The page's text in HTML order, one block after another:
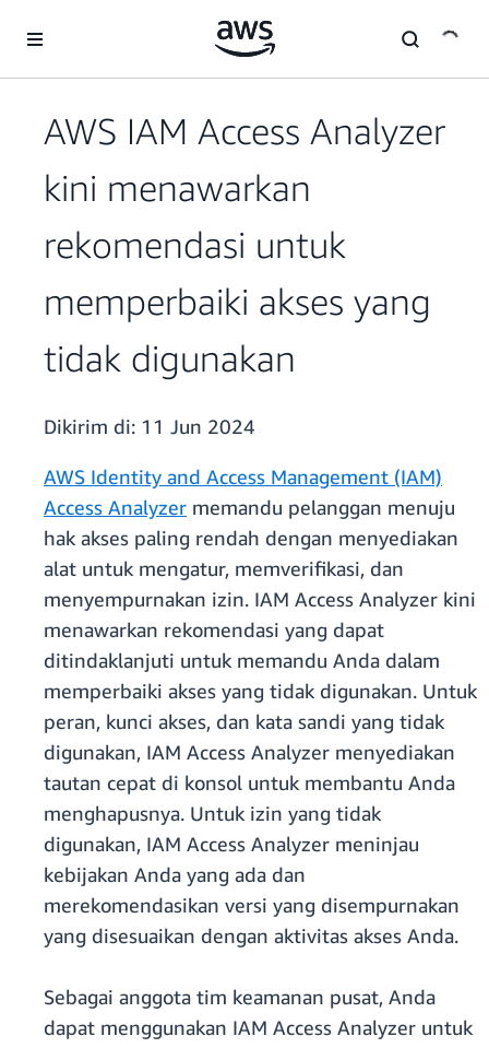
AWS IAM Access Analyzer
kini menawarkan
rekomendasi untuk
memperbaiki akses yang
tidak digunakan
Dikirim di: 11 Jun 2024
AWS Identity and Access Management (IAM)
Access Analyzer memandu pelanggan menuju
hak akses paling rendah dengan menyediakan
alat untuk mengatur, memverifikasi, dan
menyempurnakan izin. IAM Access Analyzer kini
menawarkan rekomendasi yang dapat
ditindaklanjuti untuk memandu Anda dalam
memperbaiki akses yang tidak digunakan. Untuk
peran, kunci akses, dan kata sandi yang tidak
digunakan, IAM Access Analyzer menyediakan
tautan cepat di konsol untuk membantu Anda
menghapusnya. Untuk izin yang tidak
digunakan, IAM Access Analyzer meninjau
kebijakan Anda yang ada dan
merekomendasikan versi yang disempurnakan
yang disesuaikan dengan aktivitas akses Anda.
Sebagai anggota tim keamanan pusat, Anda
dapat menggunakan IAM Access Analyzer untuk